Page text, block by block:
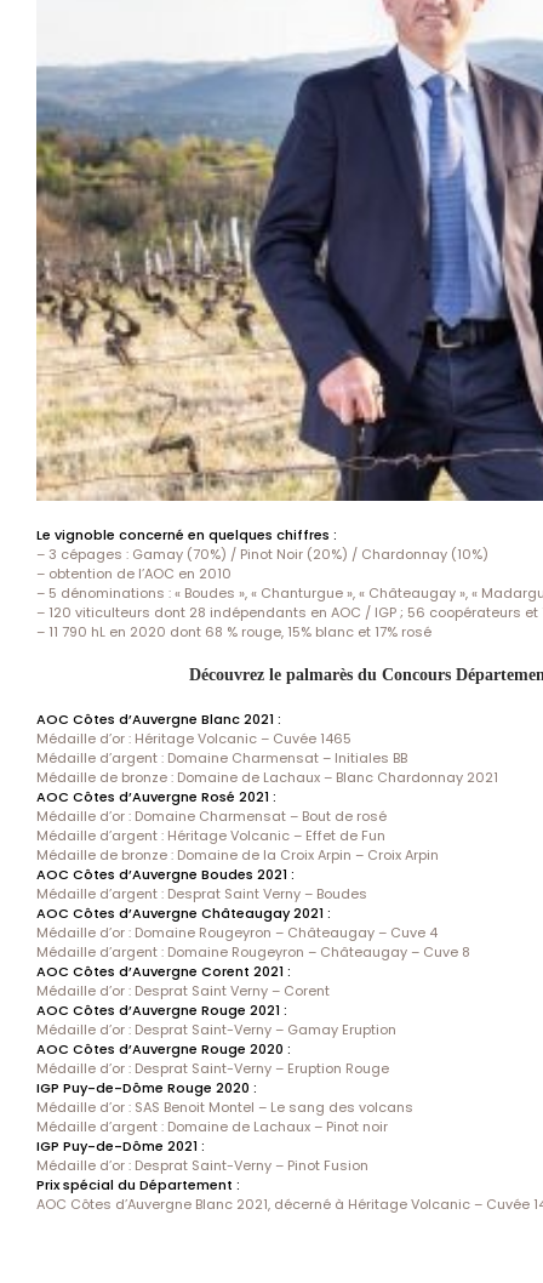
Le vignoble concerné en quelques chiffres :
– 3 cépages : Gamay (70%) / Pinot Noir (20%) / Chardonnay (10%)
– obtention de l’AOC en 2010
– 5 dénominations : « Boudes », « Chanturgue », « Châteaugay », «
– 120 viticulteurs dont 28 indépendants en AOC / IGP ; 56 coopérateurs et
– 11 790 hL en 2020 dont 68 % rouge, 15% blanc et 17% rosé
Découvrez le palmarès du Concours
AOC Côtes d’Auvergne Blanc 2021 :
Médaille d’or : Héritage Volcanic – Cuvée 1465
Médaille d’argent : Domaine Charmensat – Initiales BB
Médaille de bronze : Domaine de Lachaux – Blanc Chardonnay 2021
AOC Côtes d’Auvergne Rosé 2021 :
Médaille d’or : Domaine Charmensat – Bout de rosé
Médaille d’argent : Héritage Volcanic – Effet de Fun
Médaille de bronze : Domaine de la Croix Arpin – Croix Arpin
AOC Côtes d’Auvergne Boudes 2021 :
Médaille d’argent : Desprat Saint Verny – Boudes
AOC Côtes d’Auvergne Châteaugay 2021 :
Médaille d’or : Domaine Rougeyron – Châteaugay – Cuve 4
Médaille d’argent : Domaine Rougeyron – Châteaugay – Cuve 8
AOC Côtes d’Auvergne Corent 2021 :
Médaille d’or : Desprat Saint Verny – Corent
AOC Côtes d’Auvergne Rouge 2021 :
Médaille d’or : Desprat Saint-Verny – Gamay Eruption
AOC Côtes d’Auvergne Rouge 2020 :
Médaille d’or : Desprat Saint-Verny – Eruption Rouge
IGP Puy-de-Dôme Rouge 2020 :
Médaille d’or : SAS Benoit Montel – Le sang des volcans
Médaille d’argent : Domaine de Lachaux – Pinot noir
IGP Puy-de-Dôme 2021 :
Médaille d’or : Desprat Saint-Verny – Pinot Fusion
Prix spécial du Département :
AOC Côtes d’Auvergne Blanc 2021, décerné à Héritage Volcanic – Cuvée